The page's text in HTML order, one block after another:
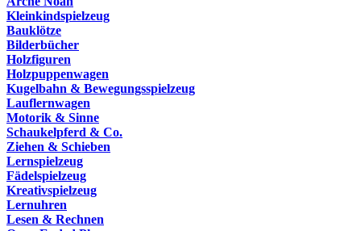
Kleinkindspielzeug
Bauklötze
Bilderbücher
Holzfiguren
Holzpuppenwagen
Kugelbahn & Bewegungsspielzeug
Lauflernwagen
Motorik & Sinne
Schaukelpferd & Co.
Ziehen & Schieben
Lernspielzeug
Fädelspielzeug
Kreativspielzeug
Lernuhren
Lesen & Rechnen